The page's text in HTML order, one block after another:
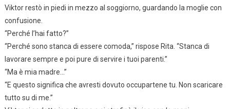
Viktor restò in piedi in mezzo al soggiorno, guardando la moglie con
confusione.
“Perché l’hai fatto?”
“Perché sono stanca di essere comoda,” rispose Rita. “Stanca di
lavorare sempre e poi pure di servire i tuoi parenti.”
“Ma è mia madre…”
“E questo significa che avresti dovuto occupartene tu. Non scaricare
tutto su di me.”